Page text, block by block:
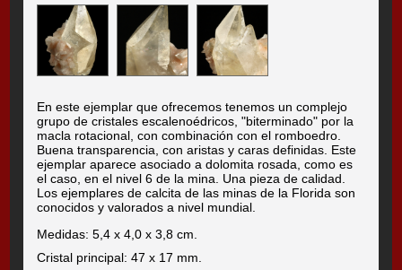
En este ejemplar que ofrecemos tenemos un complejo
grupo de cristales escalenoédricos, "biterminado" por la
macla rotacional, con combinación con el romboedro.
Buena transparencia, con aristas y caras definidas. Este
ejemplar aparece asociado a dolomita rosada, como es
el caso, en el nivel 6 de la mina. Una pieza de calidad.
Los ejemplares de calcita de las minas de la Florida son
conocidos y valorados a nivel mundial.
Medidas: 5,4 x 4,0 x 3,8 cm.
Cristal principal: 47 x 17 mm.